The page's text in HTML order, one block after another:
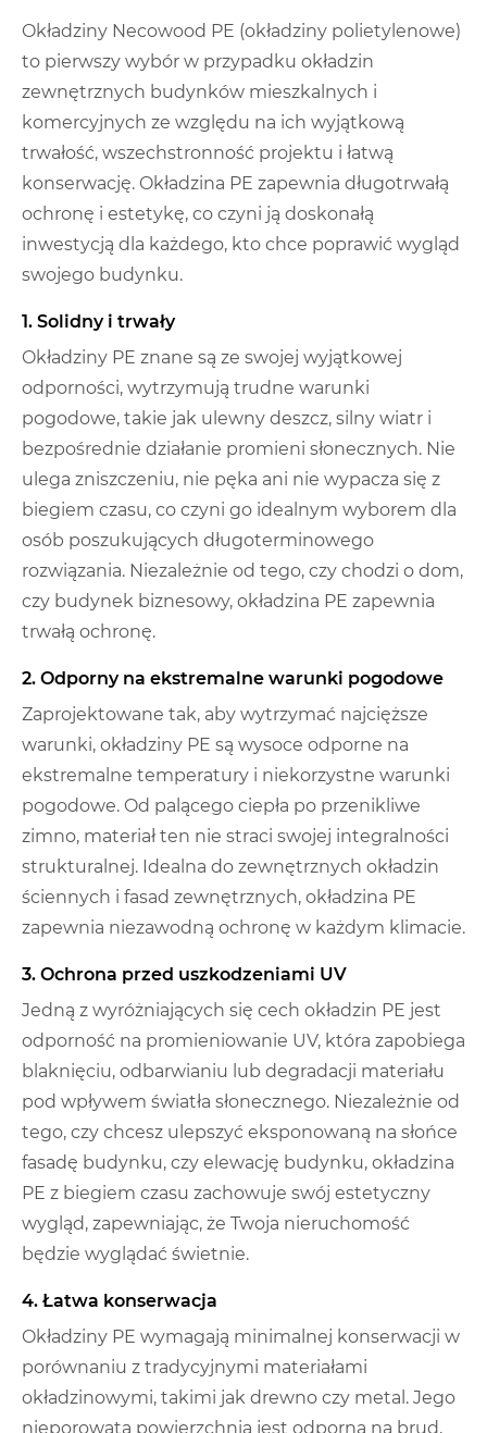
Okładziny Necowood PE (okładziny polietylenowe)
to pierwszy wybór w przypadku okładzin
zewnętrznych budynków mieszkalnych i
komercyjnych ze względu na ich wyjątkową
trwałość, wszechstronność projektu i łatwą
konserwację. Okładzina PE zapewnia długotrwałą
ochronę i estetykę, co czyni ją doskonałą
inwestycją dla każdego, kto chce poprawić wygląd
swojego budynku.
1. Solidny i trwały
Okładziny PE znane są ze swojej wyjątkowej
odporności, wytrzymują trudne warunki
pogodowe, takie jak ulewny deszcz, silny wiatr i
bezpośrednie działanie promieni słonecznych. Nie
ulega zniszczeniu, nie pęka ani nie wypacza się z
biegiem czasu, co czyni go idealnym wyborem dla
osób poszukujących długoterminowego
rozwiązania. Niezależnie od tego, czy chodzi o dom,
czy budynek biznesowy, okładzina PE zapewnia
trwałą ochronę.
2. Odporny na ekstremalne warunki pogodowe
Zaprojektowane tak, aby wytrzymać najcięższe
warunki, okładziny PE są wysoce odporne na
ekstremalne temperatury i niekorzystne warunki
pogodowe. Od palącego ciepła po przenikliwe
zimno, materiał ten nie straci swojej integralności
strukturalnej. Idealna do zewnętrznych okładzin
ściennych i fasad zewnętrznych, okładzina PE
zapewnia niezawodną ochronę w każdym klimacie.
3. Ochrona przed uszkodzeniami UV
Jedną z wyróżniających się cech okładzin PE jest
odporność na promieniowanie UV, która zapobiega
blaknięciu, odbarwianiu lub degradacji materiału
pod wpływem światła słonecznego. Niezależnie od
tego, czy chcesz ulepszyć eksponowaną na słońce
fasadę budynku, czy elewację budynku, okładzina
PE z biegiem czasu zachowuje swój estetyczny
wygląd, zapewniając, że Twoja nieruchomość
będzie wyglądać świetnie.
4. Łatwa konserwacja
Okładziny PE wymagają minimalnej konserwacji w
porównaniu z tradycyjnymi materiałami
okładzinowymi, takimi jak drewno czy metal. Jego
nieporowata powierzchnia jest odporna na brud,